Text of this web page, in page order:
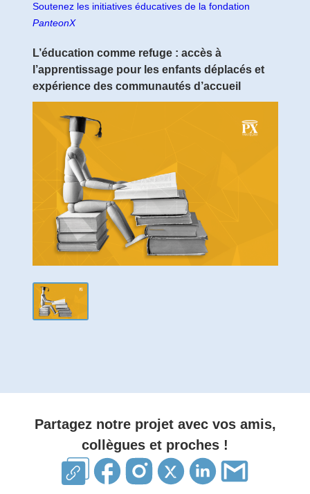
Soutenez les initiatives éducatives de la fondation
PanteonX
L’éducation comme refuge : accès à
l’apprentissage pour les enfants déplacés et
expérience des communautés d’accueil
Partagez notre projet avec vos amis,
collègues et proches !